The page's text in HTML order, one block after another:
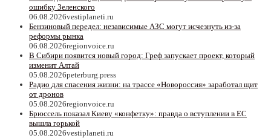
ошибку Зеленского
06.08.2026vestiplaneti.ru
Бензиновый передел: независимые АЗС могут исчезнуть из-за
реформы рынка
06.08.2026regionvoice.ru
В Сибири появится новый город: Греф запускает проект, который
изменит Алтай
05.08.2026peterburg.press
Радио для спасения жизни: на трассе «Новороссия» заработал щит
от дронов
05.08.2026regionvoice.ru
Брюссель показал Киеву «конфетку»: правда о вступлении в ЕС
вышла горькой
05.08.2026vestiplaneti.ru